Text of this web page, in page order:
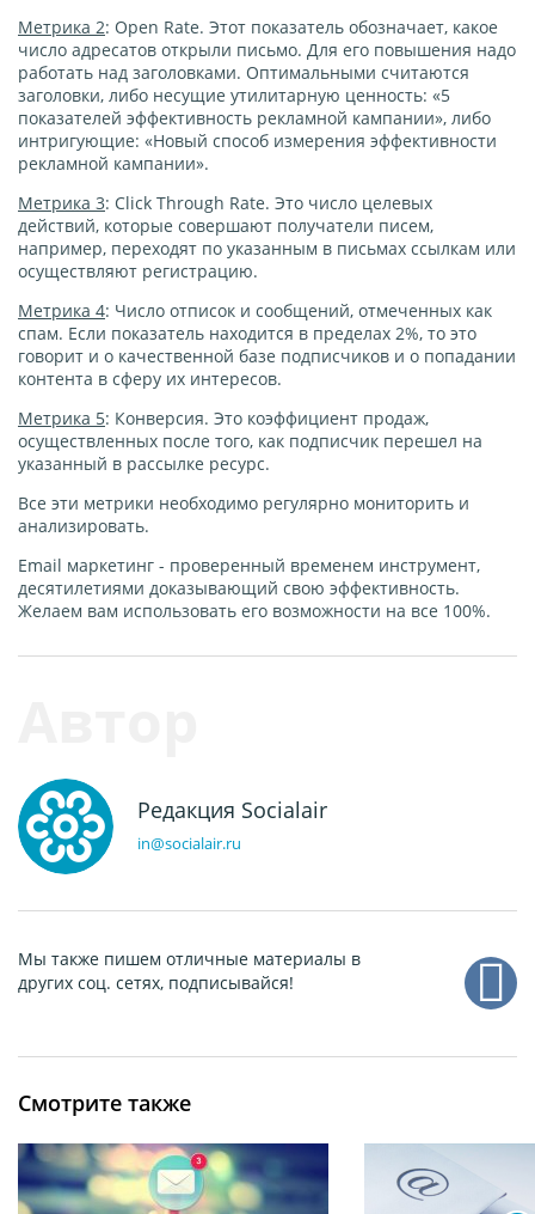
Метрика 2: Open Rate. Этот показатель обозначает, какое
число адресатов открыли письмо. Для его повышения надо
работать над заголовками. Оптимальными считаются
заголовки, либо несущие утилитарную ценность: «5
показателей эффективность рекламной кампании», либо
интригующие: «Новый способ измерения эффективности
рекламной кампании».
Метрика 3: Click Through Rate. Это число целевых
действий, которые совершают получатели писем,
например, переходят по указанным в письмах ссылкам или
осуществляют регистрацию.
Метрика 4: Число отписок и сообщений, отмеченных как
спам. Если показатель находится в пределах 2%, то это
говорит и о качественной базе подписчиков и о попадании
контента в сферу их интересов.
Метрика 5: Конверсия. Это коэффициент продаж,
осуществленных после того, как подписчик перешел на
указанный в рассылке ресурс.
Все эти метрики необходимо регулярно мониторить и
анализировать.
Email маркетинг - проверенный временем инструмент,
десятилетиями доказывающий свою эффективность.
Желаем вам использовать его возможности на все 100%.
Редакция Socialair
in@socialair.ru
Мы также пишем отличные материалы в
других соц. сетях, подписывайся!
Смотрите также